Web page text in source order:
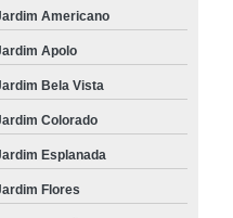
Americano
Apolo
Bela Vista
Colorado
Esplanada
Flores